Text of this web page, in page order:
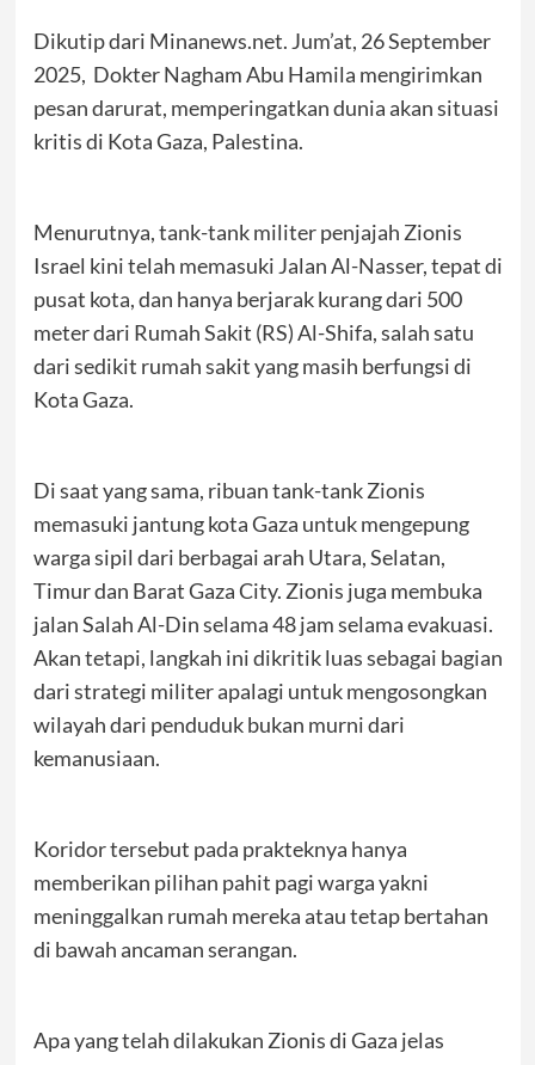
Dikutip dari Minanews.net. Jum’at, 26 September
2025, Dokter Nagham Abu Hamila mengirimkan
pesan darurat, memperingatkan dunia akan situasi
kritis di Kota Gaza, Palestina.
Menurutnya, tank-tank militer penjajah Zionis
Israel kini telah memasuki Jalan Al-Nasser, tepat di
pusat kota, dan hanya berjarak kurang dari 500
meter dari Rumah Sakit (RS) Al-Shifa, salah satu
dari sedikit rumah sakit yang masih berfungsi di
Kota Gaza.
Di saat yang sama, ribuan tank-tank Zionis
memasuki jantung kota Gaza untuk mengepung
warga sipil dari berbagai arah Utara, Selatan,
Timur dan Barat Gaza City. Zionis juga membuka
jalan Salah Al-Din selama 48 jam selama evakuasi.
Akan tetapi, langkah ini dikritik luas sebagai bagian
dari strategi militer apalagi untuk mengosongkan
wilayah dari penduduk bukan murni dari
kemanusiaan.
Koridor tersebut pada prakteknya hanya
memberikan pilihan pahit pagi warga yakni
meninggalkan rumah mereka atau tetap bertahan
di bawah ancaman serangan.
Apa yang telah dilakukan Zionis di Gaza jelas